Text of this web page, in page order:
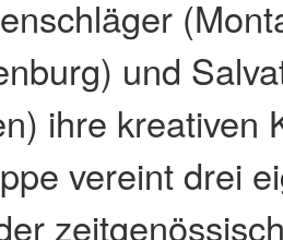
und
ihre kreativen
vereint drei